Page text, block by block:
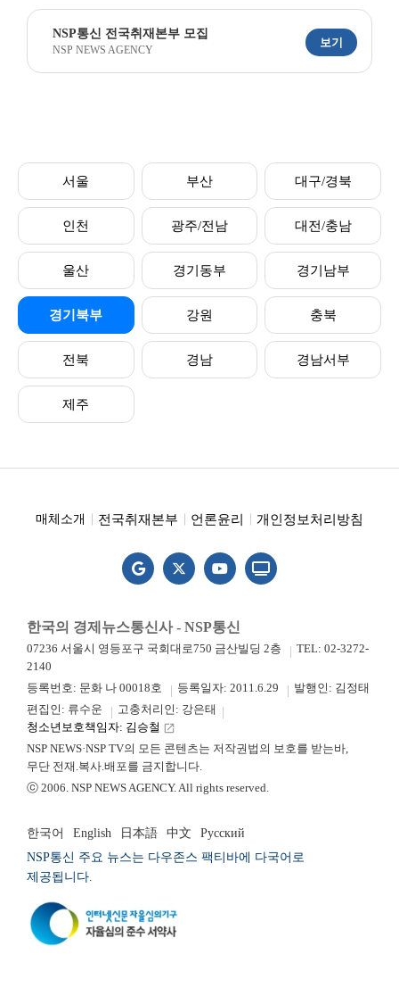
NSP통신 전국취재본부 모집
NSP NEWS AGENCY
보기
서울 부산 대구/경북
인천 광주/전남 대전/충남
울산 경기동부 경기남부
경기북부 강원 충북
전북 경남 경남서부
제주
매체소개 전국취재본부 언론윤리 개인정보처리방침
한국의 경제뉴스통신사 - NSP통신
07236 서울시 영등포구 국회대로750 금산빌딩 2층
TEL: 02-3272-
2140
등록번호: 문화 나 00018호
등록일자: 2011.6.29
발행인: 김정태
편집인: 류수운
고충처리인: 강은태
청소년보호책임자: 김승철 launch
NSP NEWS·NSP TV의 모든 콘텐츠는 저작권법의 보호를 받는바,
무단 전재.복사.배포를 금지합니다.
ⓒ 2006. NSP NEWS AGENCY. All rights reserved.
한국어 English 日本語 中文
Русский
NSP통신 주요 뉴스는 다우존스 팩티바에 다국어로
제공됩니다.